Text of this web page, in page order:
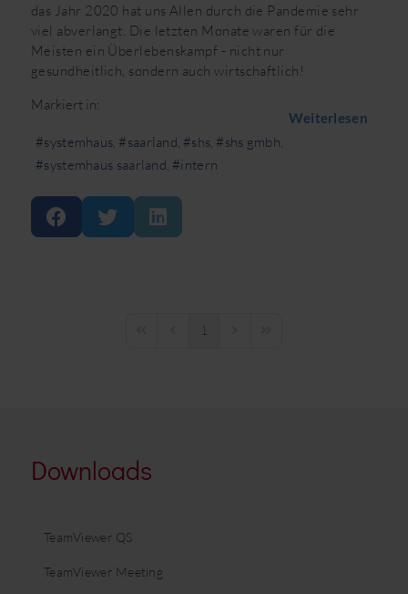
das Jahr 2020 hat uns Allen durch die Pandemie sehr
viel abverlangt. Die letzten Monate waren für die
Meisten ein Überlebenskampf - nicht nur
gesundheitlich, sondern auch wirtschaftlich!
Weiterlesen
Markiert in:
systemhaus saarland shs
shs gmbh
systemhaus saarland
intern
Previous Page
1
Downloads
TeamViewer QS
TeamViewer Meeting